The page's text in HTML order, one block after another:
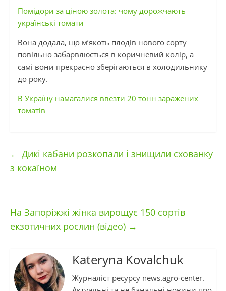
Помідори за ціною золота: чому дорожчають
українські томати
Вона додала, що м’якоть плодів нового сорту
повільно забарвлюється в коричневий колір, а
самі вони прекрасно зберігаються в холодильнику
до року.
В Україну намагалися ввезти 20 тонн заражених
томатів
← Дикі кабани розкопали і знищили схованку
з кокаїном
На Запоріжжі жінка вирощує 150 сортів
екзотичних рослин (відео) →
Kateryna Kovalchuk
Журналіст ресурсу news.agro-center.